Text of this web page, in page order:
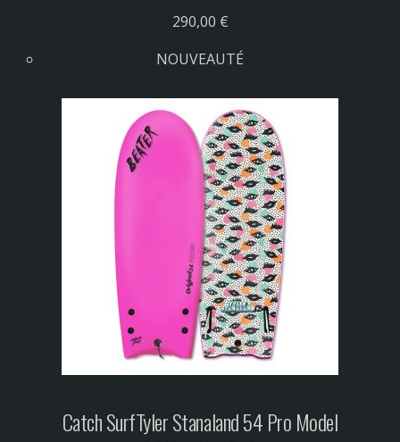
290,00 €
NOUVEAUTÉ
Catch SurfTyler Stanaland 54 Pro Model